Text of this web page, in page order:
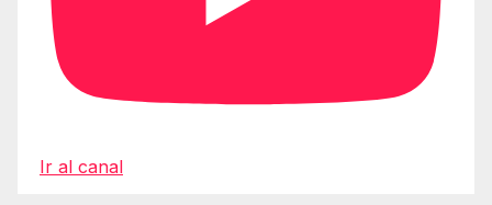
Ir al canal